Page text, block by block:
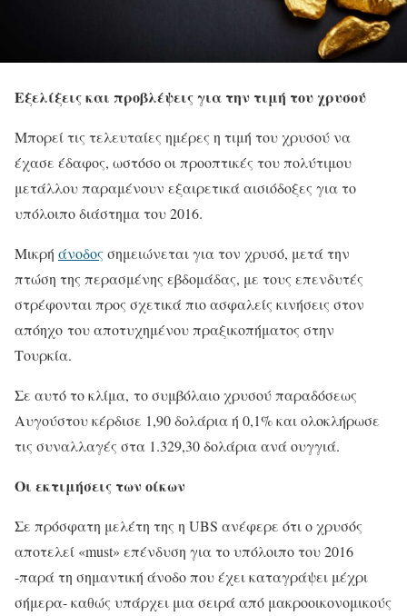
Εξελίξεις και προβλέψεις για την τιμή του χρυσού
Μπορεί τις τελευταίες ημέρες η τιμή του χρυσού να
έχασε έδαφος, ωστόσο οι προοπτικές του πολύτιμου
μετάλλου παραμένουν εξαιρετικά αισιόδοξες για το
υπόλοιπο διάστημα του 2016.
Μικρή άνοδος σημειώνεται για τον χρυσό, μετά την
πτώση της περασμένης εβδομάδας, με τους επενδυτές
στρέφονται προς σχετικά πιο ασφαλείς κινήσεις στον
απόηχο του αποτυχημένου πραξικοπήματος στην
Τουρκία.
Σε αυτό το κλίμα, το συμβόλαιο χρυσού παραδόσεως
Αυγούστου κέρδισε 1,90 δολάρια ή 0,1% και ολοκλήρωσε
τις συναλλαγές στα 1.329,30 δολάρια ανά ουγγιά.
Οι εκτιμήσεις των οίκων
Σε πρόσφατη μελέτη της η UBS ανέφερε ότι ο χρυσός
αποτελεί «must» επένδυση για το υπόλοιπο του 2016
-παρά τη σημαντική άνοδο που έχει καταγράψει μέχρι
σήμερα- καθώς υπάρχει μια σειρά από μακροοικονομικούς